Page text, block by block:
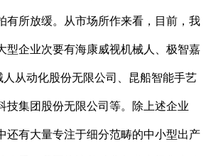
有所放缓。从市场所作来看，目前，我
型企业次要有海康威视机械人、极智嘉
人从动化股份无限公司、昆船智能手艺
技集团股份无限公司等。除上述企业
还有大量专注于细分范畴的中小型出产